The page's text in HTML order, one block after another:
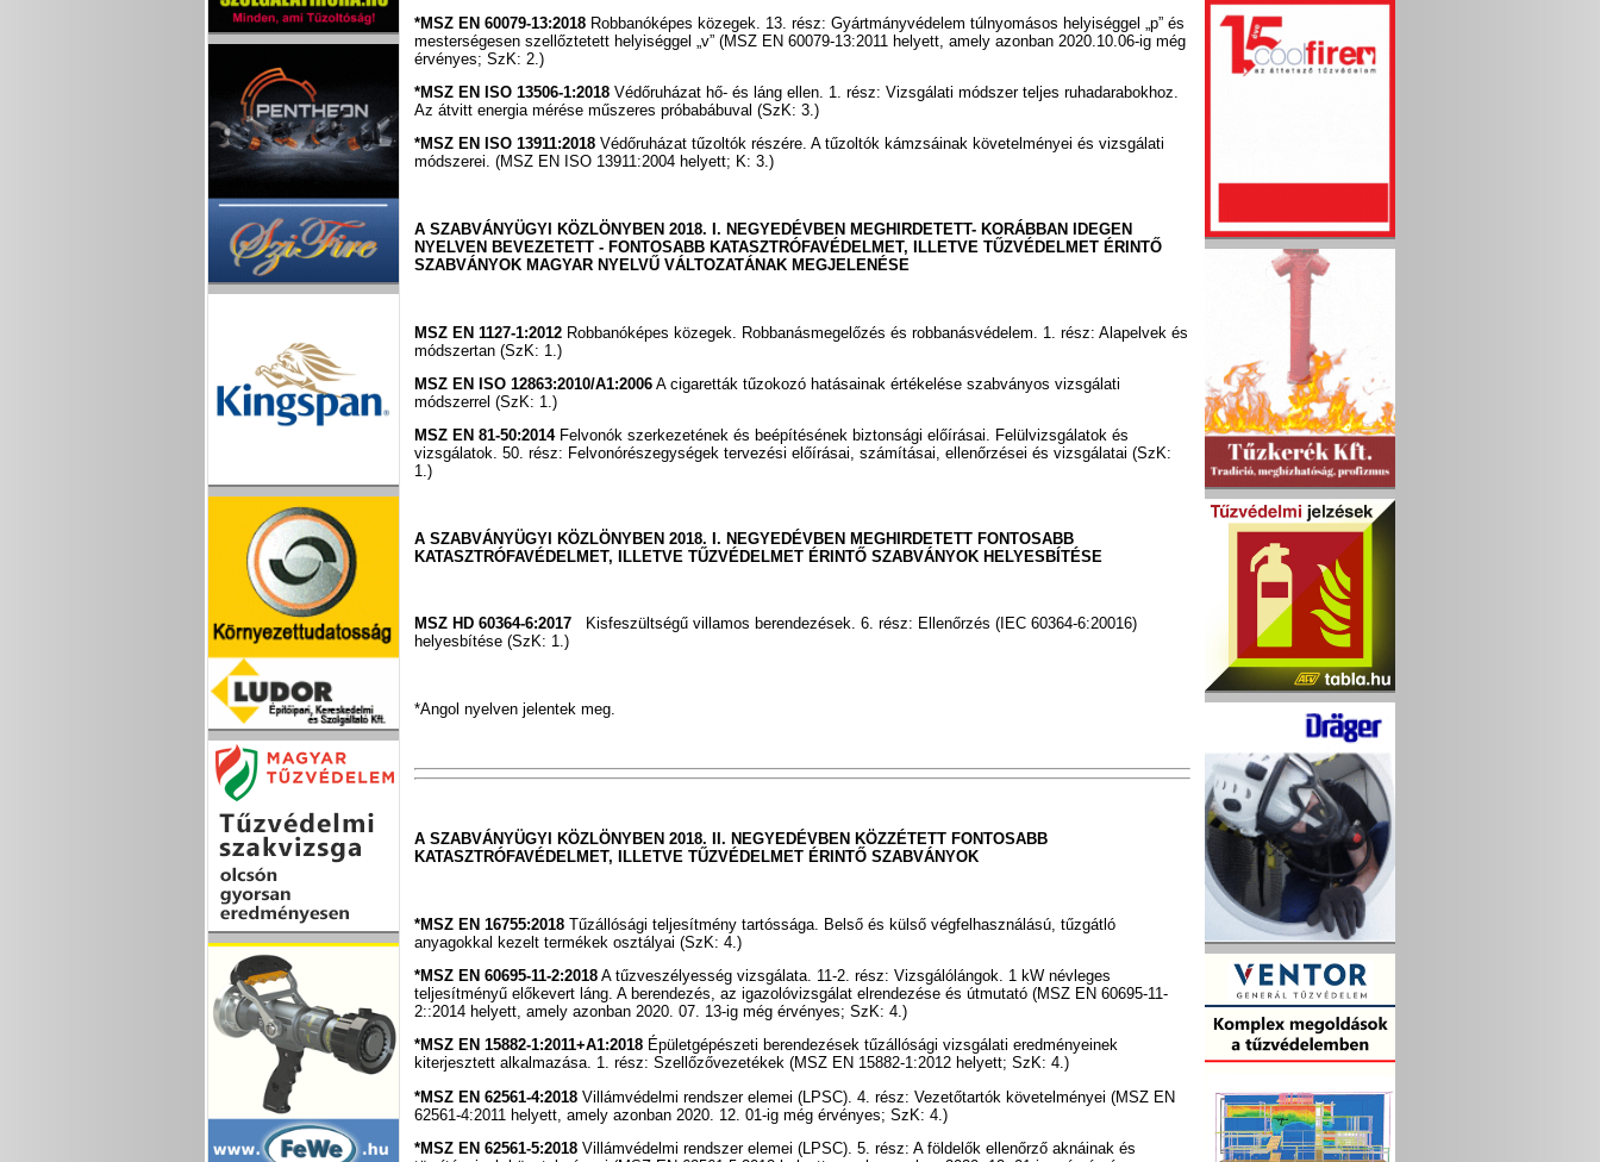
*MSZ EN 60079-13:2018 Robbanóképes közegek. 13. rész: Gyártmányvédelem túlnyomásos helyiséggel „p” és
mesterségesen szellőztetett helyiséggel „v” (MSZ EN 60079-13:2011 helyett, amely azonban 2020.10.06-ig még
érvényes; SzK: 2.)
*MSZ EN ISO 13506-1:2018 Védőruházat hő- és láng ellen. 1. rész: Vizsgálati módszer teljes ruhadarabokhoz.
Az átvitt energia mérése műszeres próbabábuval (SzK: 3.)
*MSZ EN ISO 13911:2018 Védőruházat tűzoltók részére. A tűzoltók kámzsáinak követelményei és vizsgálati
módszerei. (MSZ EN ISO 13911:2004 helyett; K: 3.)
A SZABVÁNYÜGYI KÖZLÖNYBEN 2018. I. NEGYEDÉVBEN MEGHIRDETETT- KORÁBBAN IDEGEN
NYELVEN BEVEZETETT - FONTOSABB KATASZTRÓFAVÉDELMET, ILLETVE TŰZVÉDELMET ÉRINTŐ
SZABVÁNYOK MAGYAR NYELVŰ VÁLTOZATÁNAK MEGJELENÉSE
MSZ EN 1127-1:2012 Robbanóképes közegek. Robbanásmegelőzés és robbanásvédelem. 1. rész: Alapelvek és
módszertan (SzK: 1.)
MSZ EN ISO 12863:2010/A1:2006 A cigaretták tűzokozó hatásainak értékelése szabványos vizsgálati
módszerrel (SzK: 1.)
MSZ EN 81-50:2014Felvonók szerkezetének és beépítésének biztonsági előírásai. Felülvizsgálatok és
vizsgálatok. 50. rész: Felvonórészegységek tervezési előírásai, számításai, ellenőrzései és vizsgálatai (SzK:
1.)
A SZABVÁNYÜGYI KÖZLÖNYBEN 2018. I. NEGYEDÉVBEN MEGHIRDETETT FONTOSABB
KATASZTRÓFAVÉDELMET, ILLETVE TŰZVÉDELMET ÉRINTŐ SZABVÁNYOK HELYESBÍTÉSE
MSZ HD 60364-6:2017 Kisfeszültségű villamos berendezések. 6. rész: Ellenőrzés (IEC 60364-6:20016)
helyesbítése (SzK: 1.)
*Angol nyelven jelentek meg.
A SZABVÁNYÜGYI KÖZLÖNYBEN 2018. II. NEGYEDÉVBEN KÖZZÉTETT FONTOSABB
KATASZTRÓFAVÉDELMET, ILLETVE TŰZVÉDELMET ÉRINTŐ SZABVÁNYOK
*MSZ EN 16755:2018 Tűzállósági teljesítmény tartóssága. Belső és külső végfelhasználású, tűzgátló
anyagokkal kezelt termékek osztályai (SzK: 4.)
*MSZ EN 60695-11-2:2018 A tűzveszélyesség vizsgálata. 11-2. rész: Vizsgálólángok. 1 kW névleges
teljesítményű előkevert láng. A berendezés, az igazolóvizsgálat elrendezése és útmutató (MSZ EN 60695-11-
2::2014 helyett, amely azonban 2020. 07. 13-ig még érvényes; SzK: 4.)
*MSZ EN 15882-1:2011+A1:2018 Épületgépészeti berendezések tűzállósági vizsgálati eredményeinek
kiterjesztett alkalmazása. 1. rész: Szellőzővezetékek (MSZ EN 15882-1:2012 helyett; SzK: 4.)
*MSZ EN 62561-4:2018Villámvédelmi rendszer elemei (LPSC). 4. rész: Vezetőtartók követelményei (MSZ EN
62561-4:2011 helyett, amely azonban 2020. 12. 01-ig még érvényes; SzK: 4.)
*MSZ EN 62561-5:2018 Villámvédelmi rendszer elemei (LPSC). 5. rész: A földelők ellenőrző aknáinak és